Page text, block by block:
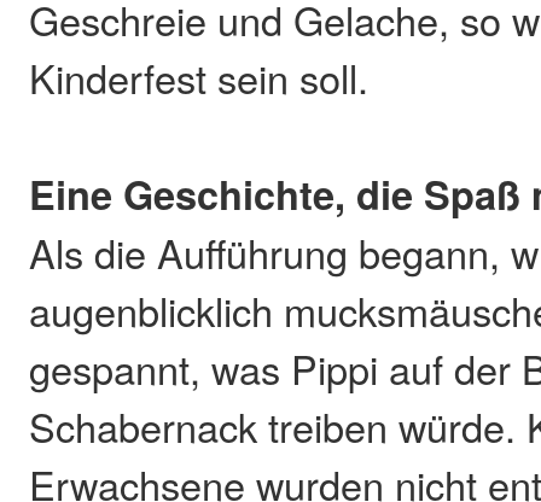
Geschreie und Gelache, so
Kinderfest sein soll.
Eine Geschichte, die Spaß
Als die Aufführung begann,
augenblicklich
gespannt, was Pippi auf der
Schabernack treiben würde.
Erwachsene wurden nicht